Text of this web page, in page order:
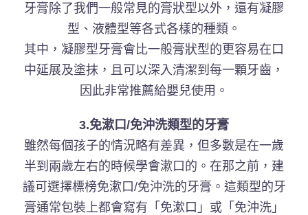
牙膏除了我們一般常見的膏狀型以外，還有凝膠
型、液體型等各式各樣的種類。
其中，凝膠型牙膏會比一般膏狀型的更容易在口
中延展及塗抹，且可以深入清潔到每一顆牙齒，
因此非常推薦給嬰兒使用。
3.免漱口/免沖洗類型的牙膏
雖然每個孩子的情況略有差異，但多數是在一歲
半到兩歲左右的時候學會漱口的。在那之前，建
議可選擇標榜免漱口/免沖洗的牙膏。這類型的牙
膏通常包裝上都會寫有「免漱口」或「免沖洗」